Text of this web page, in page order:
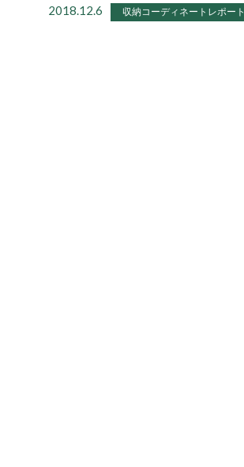
2018.12.6 収納コーディネートレポート